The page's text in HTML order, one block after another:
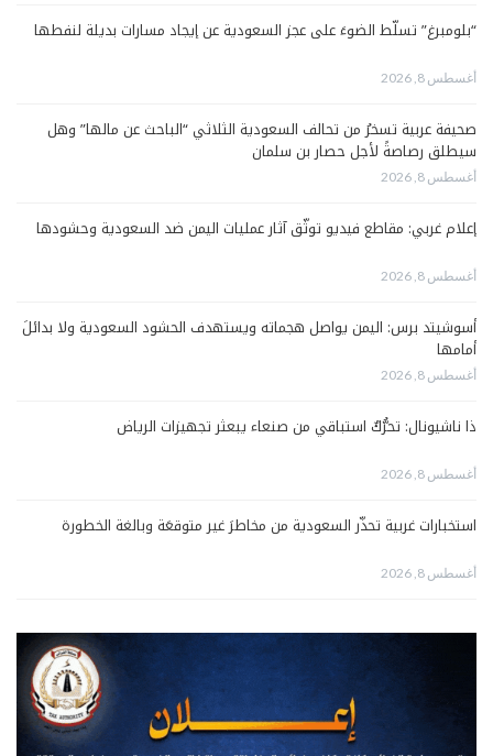
“بلومبرغ” تسلّط الضوءَ على عجز السعودية عن إيجاد مسارات بديلة لنفطها
أغسطس 8, 2026
صحيفة عربية تسخرُ من تحالف السعودية الثلاثي “الباحث عن مالها” وهل
سيطلق رصاصةً لأجل حصار بن سلمان
أغسطس 8, 2026
إعلام غربي: مقاطع فيديو توثّق آثار عمليات اليمن ضد السعودية وحشودها
أغسطس 8, 2026
أسوشيتد برس: اليمن يواصل هجماته ويستهدف الحشود السعودية ولا بدائلَ
أمامها
أغسطس 8, 2026
ذا ناشيونال: تحرُّكٌ استباقي من صنعاء يبعثر تجهيزات الرياض
أغسطس 8, 2026
استخبارات غربية تحذّر السعودية من مخاطرَ غير متوقعَة وبالغة الخطورة
أغسطس 8, 2026